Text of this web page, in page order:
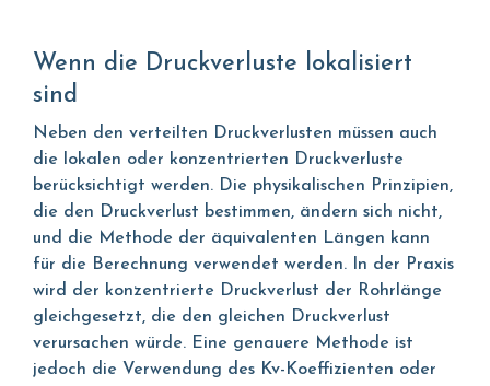
Wenn die Druckverluste lokalisiert
sind
Neben den verteilten Druckverlusten müssen auch
die lokalen oder konzentrierten Druckverluste
berücksichtigt werden. Die physikalischen Prinzipien,
die den Druckverlust bestimmen, ändern sich nicht,
und die Methode der äquivalenten Längen kann
für die Berechnung verwendet werden. In der Praxis
wird der konzentrierte Druckverlust der Rohrlänge
gleichgesetzt, die den gleichen Druckverlust
verursachen würde. Eine genauere Methode ist
jedoch die Verwendung des Kv-Koeffizienten oder